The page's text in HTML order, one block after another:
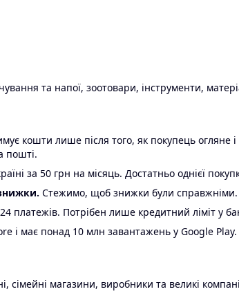
та напої, зоотовари, інструменти,
кошти лише після того, як покупець
пошті.
за 50 грн на місяць. Достатньо однієї
Стежимо, щоб знижки були справжніми.
платежів. Потрібен лише кредитний ліміт у
і має понад 10 млн завантажень у Google
сімейні магазини, виробники та великі